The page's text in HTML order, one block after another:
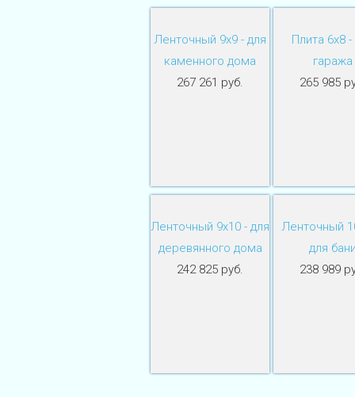
Ленточный 9х9 - для
каменного дома
267 261 руб.
Плита 6х8 -
гаража
265 985
Ленточный 9х10 - для
деревянного дома
242 825 руб.
Ленточный
для
238 989